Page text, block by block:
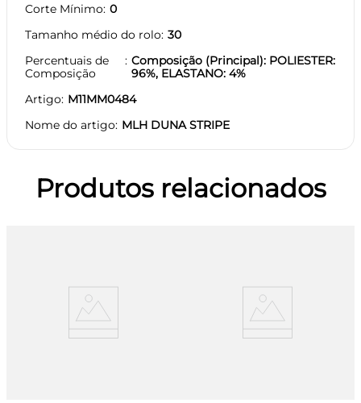
Corte Mínimo 0
Tamanho médio do rolo 30
Percentuais de
Composição
Composição (Principal): POLIESTER:
96%, ELASTANO: 4%
Artigo M11MM0484
Nome do artigo MLH DUNA STRIPE
Produtos relacionados